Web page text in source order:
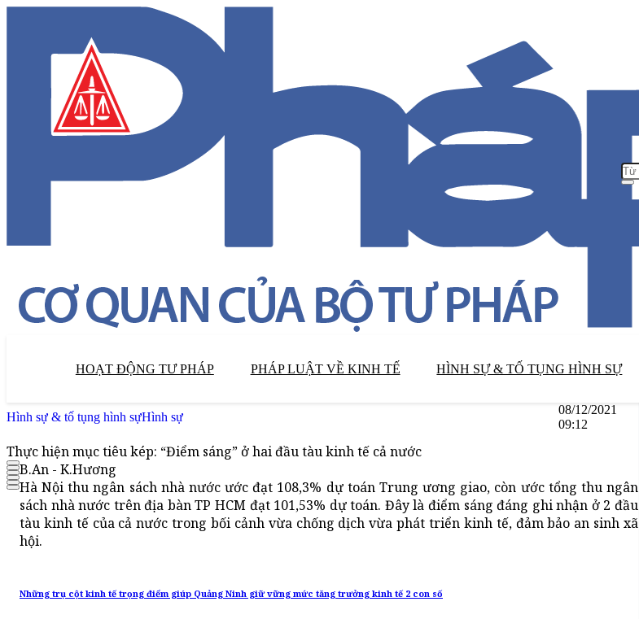
HOẠT ĐỘNG TƯ PHÁP PHÁP LUẬT VỀ KINH TẾ HÌNH SỰ & TỐ TỤNG HÌNH SỰ
Hình sự & tố tụng hình sựHình sự
08/12/2021
09:12
Thực hiện mục tiêu kép: “Điểm sáng” ở hai đầu tàu kinh tế cả nước
B.An - K.Hương
Hà Nội thu ngân sách nhà nước ước đạt 108,3% dự toán Trung ương giao, còn ước tổng thu ngân
sách nhà nước trên địa bàn TP HCM đạt 101,53% dự toán. Đây là điểm sáng đáng ghi nhận ở 2 đầu
tàu kinh tế của cả nước trong bối cảnh vừa chống dịch vừa phát triển kinh tế, đảm bảo an sinh xã
hội.
Những trụ cột kinh tế trọng điểm giúp Quảng Ninh giữ vững mức tăng trưởng kinh tế 2 con số